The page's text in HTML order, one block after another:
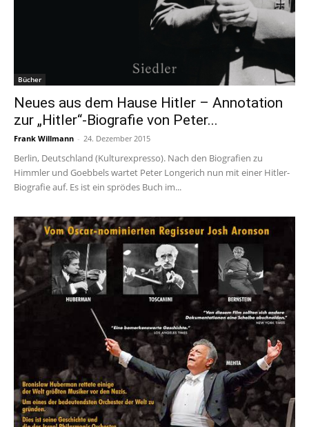
Bücher
Neues aus dem Hause Hitler – Annotation
zur „Hitler“-Biografie von Peter...
Frank Willmann - 24. Dezember 2015
Berlin, Deutschland (Kulturexpresso). Nach den Biografien zu
Himmler und Goebbels wartet Peter Longerich nun mit einer Hitler-
Biografie auf. Es ist ein sprödes Buch im...